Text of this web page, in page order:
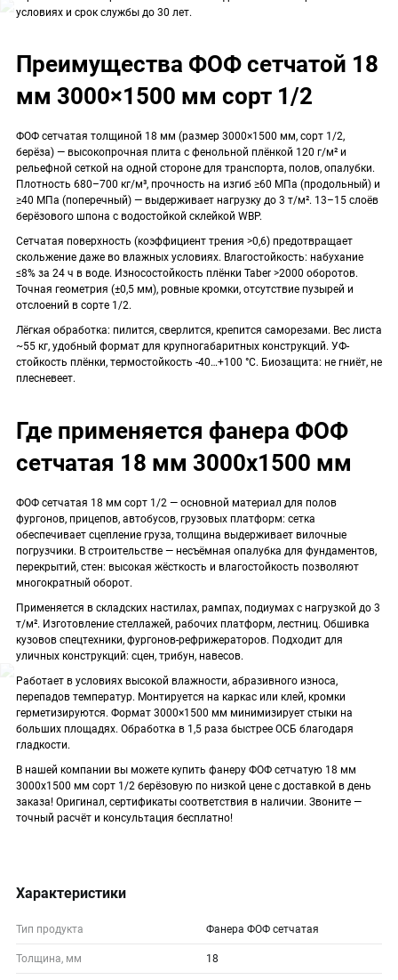
условиях и срок службы до 30 лет.
Преимущества ФОФ сетчатой 18
мм 3000×1500 мм сорт 1/2
ФОФ сетчатая толщиной 18 мм (размер 3000×1500 мм, сорт 1/2,
берёза) — высокопрочная плита с фенольной плёнкой 120 г/м² и
рельефной сеткой на одной стороне для транспорта, полов, опалубки.
Плотность 680–700 кг/м³, прочность на изгиб ≥60 МПа (продольный) и
≥40 МПа (поперечный) — выдерживает нагрузку до 3 т/м². 13–15 слоёв
берёзового шпона с водостойкой склейкой WBP.
Сетчатая поверхность (коэффициент трения >0,6) предотвращает
скольжение даже во влажных условиях. Влагостойкость: набухание
≤8% за 24 ч в воде. Износостойкость плёнки Taber >2000 оборотов.
Точная геометрия (±0,5 мм), ровные кромки, отсутствие пузырей и
отслоений в сорте 1/2.
Лёгкая обработка: пилится, сверлится, крепится саморезами. Вес листа
~55 кг, удобный формат для крупногабаритных конструкций. УФ-
стойкость плёнки, термостойкость -40…+100 °C. Биозащита: не гниёт, не
плесневеет.
Где применяется фанера ФОФ
сетчатая 18 мм 3000х1500 мм
ФОФ сетчатая 18 мм сорт 1/2 — основной материал для полов
фургонов, прицепов, автобусов, грузовых платформ: сетка
обеспечивает сцепление груза, толщина выдерживает вилочные
погрузчики. В строительстве — несъёмная опалубка для фундаментов,
перекрытий, стен: высокая жёсткость и влагостойкость позволяют
многократный оборот.
Применяется в складских настилах, рампах, подиумах с нагрузкой до 3
т/м². Изготовление стеллажей, рабочих платформ, лестниц. Обшивка
кузовов спецтехники, фургонов-рефрижераторов. Подходит для
уличных конструкций: сцен, трибун, навесов.
Работает в условиях высокой влажности, абразивного износа,
перепадов температур. Монтируется на каркас или клей, кромки
герметизируются. Формат 3000×1500 мм минимизирует стыки на
больших площадях. Обработка в 1,5 раза быстрее ОСБ благодаря
гладкости.
В нашей компании вы можете купить фанеру ФОФ сетчатую 18 мм
3000х1500 мм сорт 1/2 берёзовую по низкой цене с доставкой в день
заказа! Оригинал, сертификаты соответствия в наличии. Звоните —
точный расчёт и консультация бесплатно!
Характеристики
Тип продукта Фанера ФОФ сетчатая
Толщина, мм 18